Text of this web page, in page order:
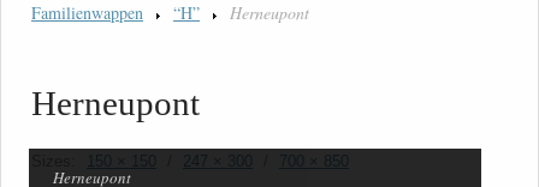
Familienwappen
“H” Herneupont
Herneupont
150 × 150 247 × 300 700 × 850
Herneupont